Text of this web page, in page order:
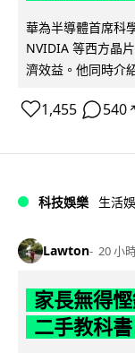
華為半導體首席科
NVIDIA 等西方晶
濟效益。他同時介
1,455 540 ↗
科技娛樂 生活
Lawton 20 小
家長無得
二手教科